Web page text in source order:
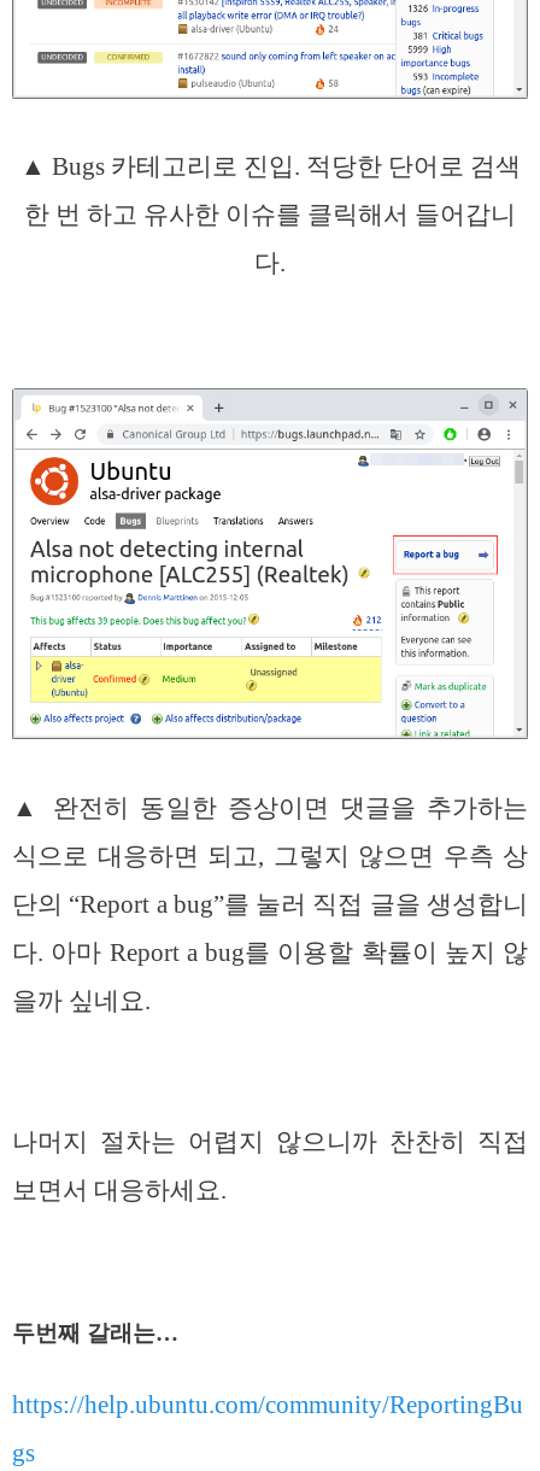
▲ Bugs 카테고리로 진입. 적당한 단어로 검색
한 번 하고 유사한 이슈를 클릭해서 들어갑니
다.
▲ 완전히 동일한 증상이면 댓글을 추가하는
식으로 대응하면 되고, 그렇지 않으면 우측 상
단의 “Report a bug”를 눌러 직접 글을 생성합니
다. 아마 Report a bug를 이용할 확률이 높지 않
을까 싶네요.
나머지 절차는 어렵지 않으니까 찬찬히 직접
보면서 대응하세요.
두번째 갈래는…
https://help.ubuntu.com/community/ReportingBu
gs